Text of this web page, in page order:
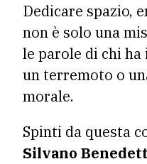
Dedicare spazio,
non è solo una
le parole di chi
un terremoto o
morale.
Spinti da questa
Silvano